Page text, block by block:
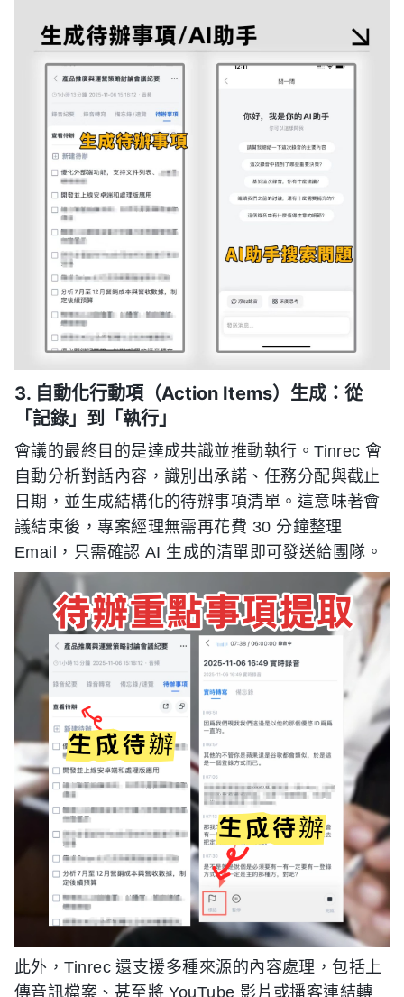
3. 自動化行動項（Action Items）生成：從
「記錄」到「執行」
會議的最終目的是達成共識並推動執行。Tinrec 會
自動分析對話內容，識別出承諾、任務分配與截止
日期，並生成結構化的待辦事項清單。這意味著會
議結束後，專案經理無需再花費 30 分鐘整理
Email，只需確認 AI 生成的清單即可發送給團隊。
此外，Tinrec 還支援多種來源的內容處理，包括上
傳音訊檔案、甚至將 YouTube 影片或播客連結轉